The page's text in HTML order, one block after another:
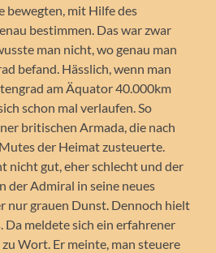
bewegten, mit Hilfe des
bestimmen. Das war zwar
man nicht, wo genau man
befand. Hässlich, wenn man
am Äquator 40.000km
schon mal verlaufen. So
britischen Armada, die nach
der Heimat zusteuerte.
nicht gut, eher schlecht und der
der Admiral in seine neues
nur grauen Dunst. Dennoch hielt
Da meldete sich ein erfahrener
Wort. Er meinte, man steuere